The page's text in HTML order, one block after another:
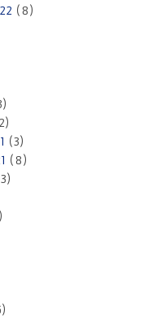
(8)
(3)
(8)